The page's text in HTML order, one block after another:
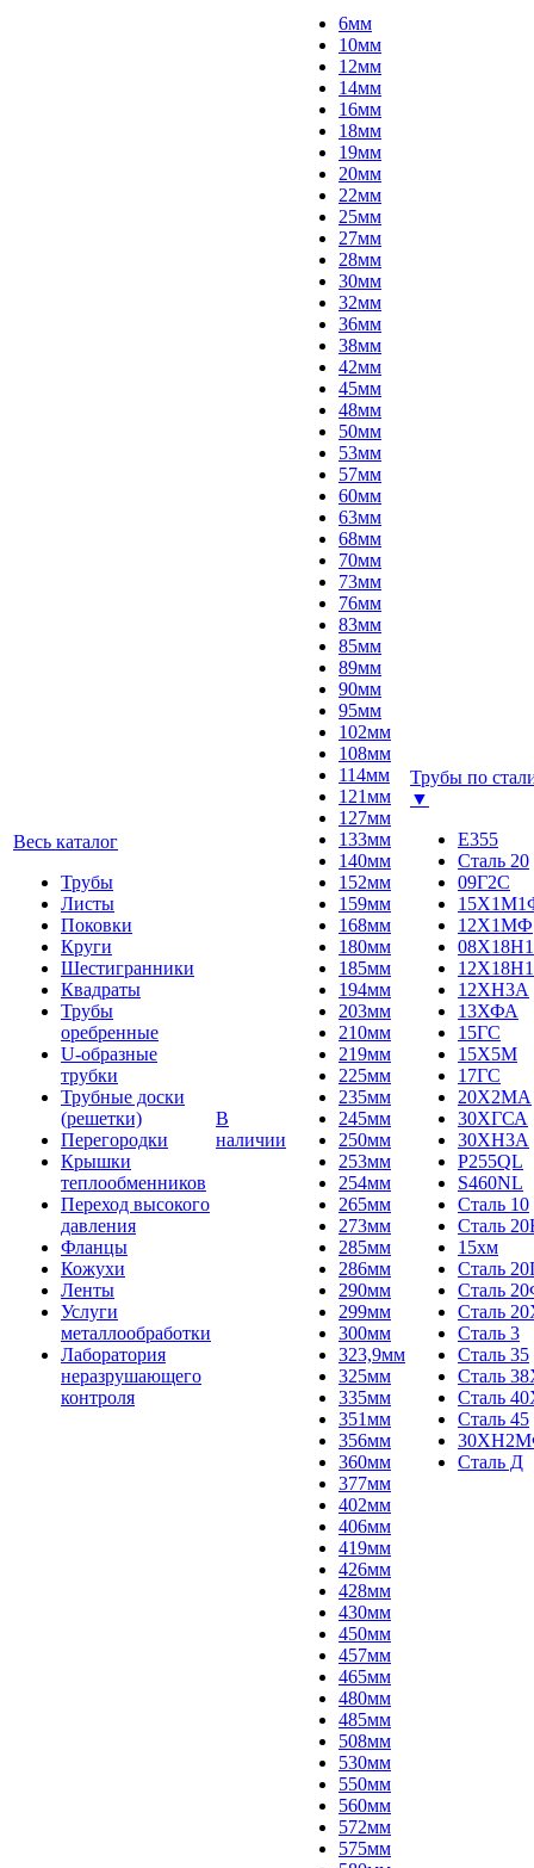
Весь каталог
Трубы
Листы
Поковки
Круги
Шестигранники
Квадраты
Трубы
оребренные
U-образные
трубки
Трубные доски
(решетки)
Перегородки
Крышки
теплообменников
Переход высокого
давления
Фланцы
Кожухи
Ленты
Услуги
металлообработки
Лаборатория
неразрушающего
контроля
В
наличии
6мм
10мм
12мм
14мм
16мм
18мм
19мм
20мм
22мм
25мм
27мм
28мм
30мм
32мм
36мм
38мм
42мм
45мм
48мм
50мм
53мм
57мм
60мм
63мм
68мм
70мм
73мм
76мм
83мм
85мм
89мм
90мм
95мм
102мм
108мм
114мм
121мм
127мм
133мм
140мм
152мм
159мм
168мм
180мм
185мм
194мм
203мм
210мм
219мм
225мм
235мм
245мм
250мм
253мм
254мм
265мм
273мм
285мм
286мм
290мм
299мм
300мм
323,9мм
325мм
335мм
351мм
356мм
360мм
377мм
402мм
406мм
419мм
426мм
428мм
430мм
450мм
457мм
465мм
480мм
485мм
508мм
530мм
550мм
560мм
572мм
575мм
Трубы по
▼
E355
Сталь 20
09Г2С
12Х1МФ
12ХН3А
13ХФА
15ГС
15Х5М
17ГС
20Х2МА
30ХГСА
30ХН3А
P255QL
S460NL
Сталь 10
Сталь
15хм
Сталь
Сталь
Сталь
Сталь 3
Сталь 35
Сталь
Сталь
Сталь 45
Сталь Д